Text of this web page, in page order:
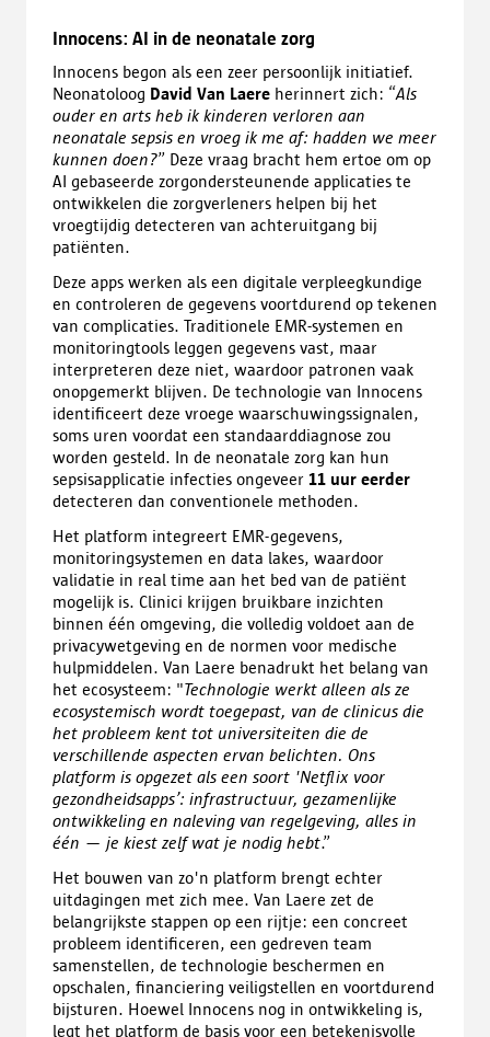
Innocens: AI in de neonatale zorg
Innocens begon als een zeer persoonlijk initiatief.
Neonatoloog David Van Laere herinnert zich: “Als
ouder en arts heb ik kinderen verloren aan
neonatale sepsis en vroeg ik me af: hadden we meer
kunnen doen?” Deze vraag bracht hem ertoe om op
AI gebaseerde zorgondersteunende applicaties te
ontwikkelen die zorgverleners helpen bij het
vroegtijdig detecteren van achteruitgang bij
patiënten.
Deze apps werken als een digitale verpleegkundige
en controleren de gegevens voortdurend op tekenen
van complicaties. Traditionele EMR-systemen en
monitoringtools leggen gegevens vast, maar
interpreteren deze niet, waardoor patronen vaak
onopgemerkt blijven. De technologie van Innocens
identificeert deze vroege waarschuwingssignalen,
soms uren voordat een standaarddiagnose zou
worden gesteld. In de neonatale zorg kan hun
sepsisapplicatie infecties ongeveer 11 uur eerder
detecteren dan conventionele methoden.
Het platform integreert EMR-gegevens,
monitoringsystemen en data lakes, waardoor
validatie in real time aan het bed van de patiënt
mogelijk is. Clinici krijgen bruikbare inzichten
binnen één omgeving, die volledig voldoet aan de
privacywetgeving en de normen voor medische
hulpmiddelen. Van Laere benadrukt het belang van
het ecosysteem: "Technologie werkt alleen als ze
ecosystemisch wordt toegepast, van de clinicus die
het probleem kent tot universiteiten die de
verschillende aspecten ervan belichten. Ons
platform is opgezet als een soort 'Netflix voor
gezondheidsapps’: infrastructuur, gezamenlijke
ontwikkeling en naleving van regelgeving, alles in
één — je kiest zelf wat je nodig hebt.”
Het bouwen van zo'n platform brengt echter
uitdagingen met zich mee. Van Laere zet de
belangrijkste stappen op een rijtje: een concreet
probleem identificeren, een gedreven team
samenstellen, de technologie beschermen en
opschalen, financiering veiligstellen en voortdurend
bijsturen. Hoewel Innocens nog in ontwikkeling is,
legt het platform de basis voor een betekenisvolle